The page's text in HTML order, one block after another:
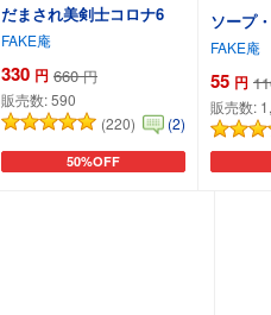
だまされ美剣士コロナ6
FAKE庵
330 円 660 円
販売数:590
(220)
(2)
50%OFF
カートに追加
ソープ
FAKE庵
55 円
販売数: